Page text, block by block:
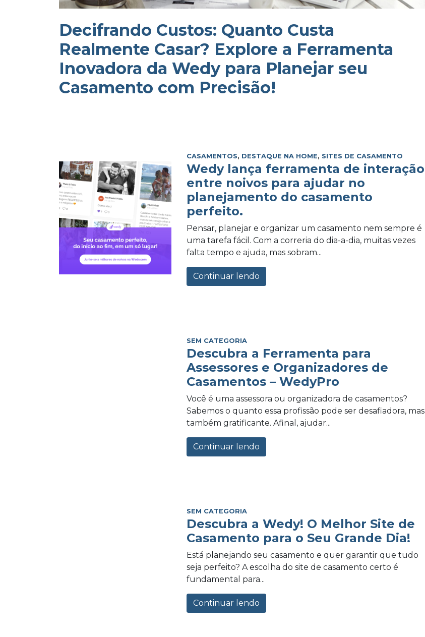
Decifrando Custos: Quanto Custa
Realmente Casar? Explore a Ferramenta
Inovadora da Wedy para Planejar seu
Casamento com Precisão!
CASAMENTOS, DESTAQUE NA HOME, SITES DE CASAMENTO
Wedy lança ferramenta de interação
entre noivos para ajudar no
planejamento do casamento
perfeito.
Pensar, planejar e organizar um casamento nem sempre é
uma tarefa fácil. Com a correria do dia-a-dia, muitas vezes
falta tempo e ajuda, mas sobram...
Continuar lendo
SEM CATEGORIA
Descubra a Ferramenta para
Assessores e Organizadores de
Casamentos – WedyPro
Você é uma assessora ou organizadora de casamentos?
Sabemos o quanto essa profissão pode ser desafiadora, mas
também gratificante. Afinal, ajudar...
Continuar lendo
SEM CATEGORIA
Descubra a Wedy! O Melhor Site de
Casamento para o Seu Grande Dia!
Está planejando seu casamento e quer garantir que tudo
seja perfeito? A escolha do site de casamento certo é
fundamental para...
Continuar lendo